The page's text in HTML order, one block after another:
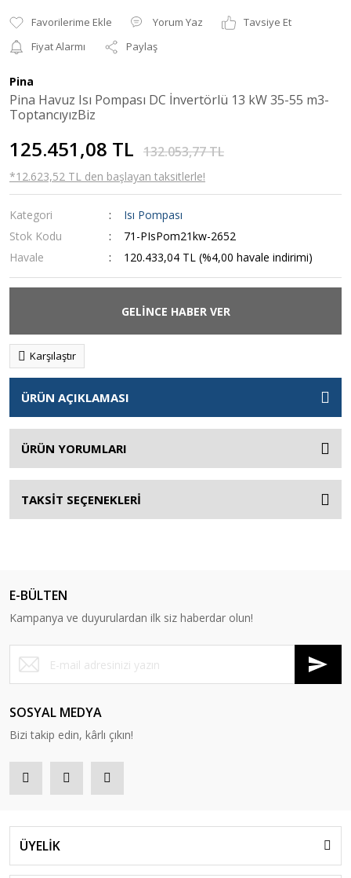
Yorum Yaz
Tavsiye Et
Fiyat Alarmı
Paylaş
Pina
Pina Havuz Isı Pompası DC İnvertörlü 13 kW 35-55 m3-
ToptancıyızBiz
125.451,08 TL 132.053,77 TL
*12.623,52 TL den başlayan taksitlerle!
Kategori
Isı Pompası
Stok Kodu
71-PIsPom21kw-2652
Havale
120.433,04 TL (%4,00 havale indirimi)
GELİNCE HABER VER
Karşılaştır
ÜRÜN AÇIKLAMASI
ÜRÜN YORUMLARI
TAKSİT SEÇENEKLERİ
E-BÜLTEN
Kampanya ve duyurulardan ilk siz haberdar olun!
SOSYAL MEDYA
Bizi takip edin, kârlı çıkın!
ÜYELİK